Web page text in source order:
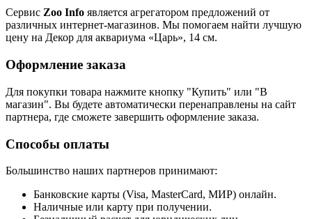
Сервис Zoo Info является агрегатором предложений от
различных интернет-магазинов. Мы помогаем найти лучшую
цену на Декор для аквариума «Царь», 14 см.
Оформление заказа
Для покупки товара нажмите кнопку "Купить" или "В
магазин". Вы будете автоматически перенаправлены на сайт
партнера, где сможете завершить оформление заказа.
Способы оплаты
Большинство наших партнеров принимают:
Банковские карты (Visa, MasterCard, МИР) онлайн.
Наличные или карту при получении.